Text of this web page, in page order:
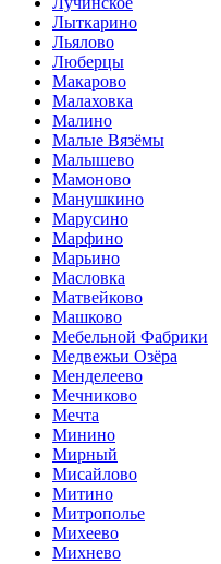
Лыткарино
Льялово
Люберцы
Макарово
Малаховка
Малино
Малые Вязёмы
Малышево
Мамоново
Манушкино
Марусино
Марфино
Марьино
Масловка
Матвейково
Машково
Мебельной Фабрики
Медвежьи Озёра
Менделеево
Мечниково
Мечта
Минино
Мирный
Мисайлово
Митино
Митрополье
Михеево
Михнево